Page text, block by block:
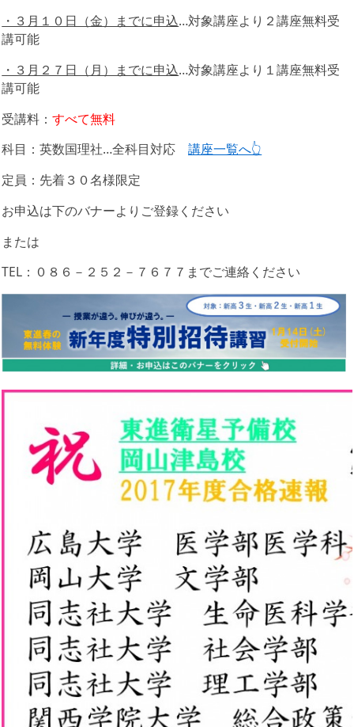
・３月１０日（金）までに申込…対象講座より２講座無料受
講可能
・３月２７日（月）までに申込…対象講座より１講座無料受
講可能
受講料：すべて無料
科目：英数国理社…全科目対応講座一覧へ👆
定員：先着３０名様限定
お申込は下のバナーよりご登録ください
または
TEL：０８６－２５２－７６７７までご連絡ください